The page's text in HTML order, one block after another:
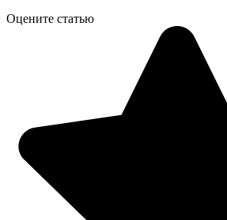
Оцените статью